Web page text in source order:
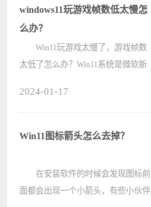
windows11玩游戏帧数低太慢怎
么办？
Win11玩游戏太慢了，游戏帧数
太低了怎么办？Win11系统是微软新
统的朋友发现在玩游戏的时候比
2024-01-17
Win11图标箭头怎么去掉？
在安装软件的时候会发现图标前
面都会出现一个小箭头，有些小伙伴